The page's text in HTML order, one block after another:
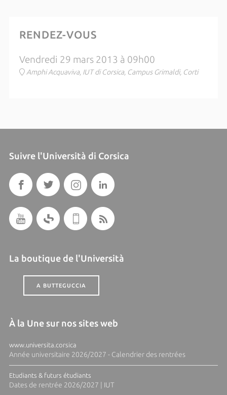
RENDEZ-VOUS
Vendredi 29 mars 2013 à 09h00
Amphi Acquaviva, IUT di Corsica, Campus Grimaldi, Corti
Suivre l'Università di Corsica
La boutique de l'Università
A BUTTEGUCCIA
À la Une sur nos sites web
www.universita.corsica
Année universitaire 2026/2027 - Calendrier des rentrées
Etudiants & futurs étudiants
Dates de rentrée 2026/2027 | IUT